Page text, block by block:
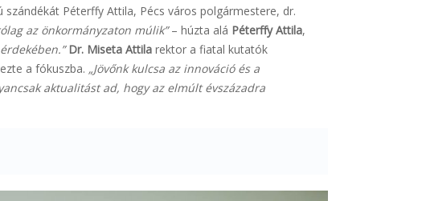
szándékát Péterffy Attila, Pécs város polgármestere, dr.
az önkormányzaton múlik”– húzta alá Péterffy Attila,
Dr. Miseta Attila rektor a fiatal kutatók
a fókuszba. „Jövőnk kulcsa az innováció és a
aktualitást ad, hogy az elmúlt évszázadra